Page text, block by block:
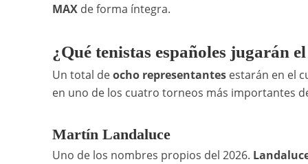
MAX de forma íntegra.
¿Qué tenistas españoles jugarán
Un total deocho representantesestarán en el
en uno de los cuatro torneos más importantes
Martín Landaluce
Uno de los nombres propios del 2026.